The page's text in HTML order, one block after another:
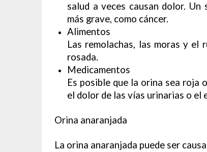
salud a veces causan dolor.
más grave, como cáncer.
Alimentos
Las remolachas, las moras y el
rosada.
Medicamentos
Es posible que la orina sea roja
el dolor de las vías urinarias o el
Orina anaranjada
La orina anaranjada puede ser